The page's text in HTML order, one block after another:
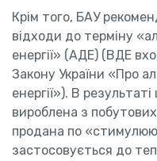
Крім того, БАУ
відходи до терміну
енергії» (АДЕ) (ВДЕ
Закону України «Про
енергії»). В
вироблена з
продана по
застосовується до